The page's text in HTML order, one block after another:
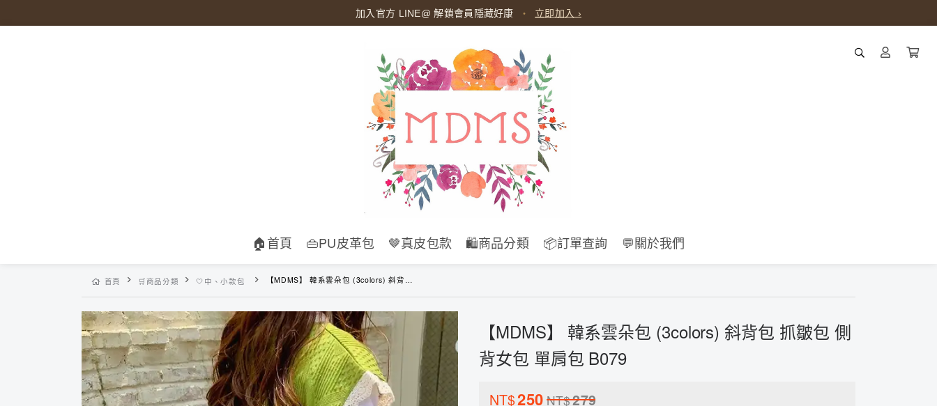
加入官方 LINE@ 解鎖會員隱藏好康 ・ 立即加入 ›
🏠首頁 👜PU皮革包 🤎真皮包款 🛍️商品分類 📦訂單查詢 💬關於我們
首頁 🛒商品分類 🤍中、小款包 【MDMS】 韓系雲朵包 (3colors) 斜背包 抓皺包 側背女包 單肩包 B079
【MDMS】 韓系雲朵包 (3colors) 斜背包 抓皺包 側
背女包 單肩包 B079
NT$250 NT$279